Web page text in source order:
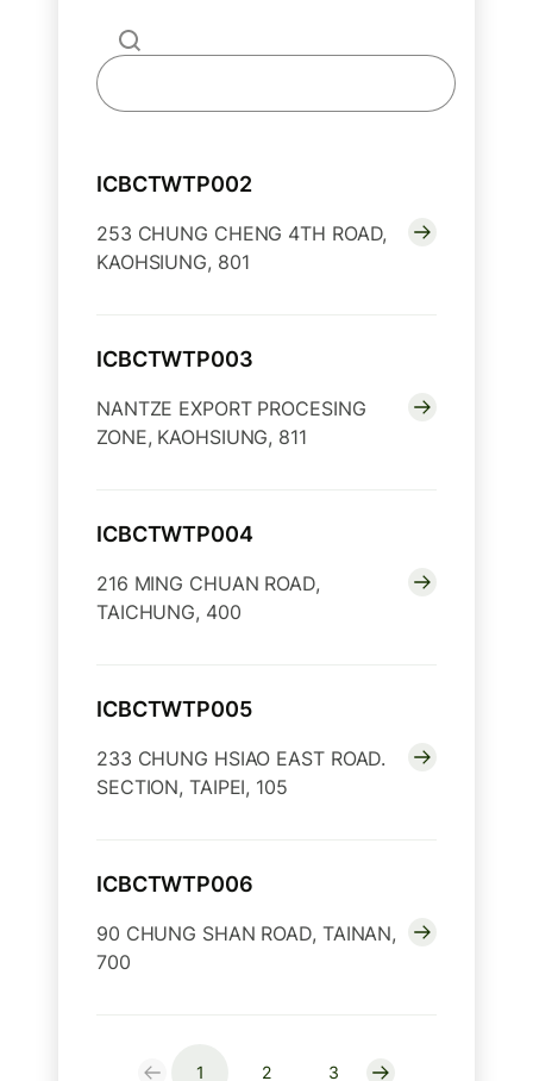
ICBCTWTP002
253 CHUNG CHENG 4TH ROAD,
KAOHSIUNG, 801
ICBCTWTP003
NANTZE EXPORT PROCESING
ZONE, KAOHSIUNG, 811
ICBCTWTP004
216 MING CHUAN ROAD,
TAICHUNG, 400
ICBCTWTP005
233 CHUNG HSIAO EAST ROAD.
SECTION, TAIPEI, 105
ICBCTWTP006
90 CHUNG SHAN ROAD, TAINAN,
700
1 2 3